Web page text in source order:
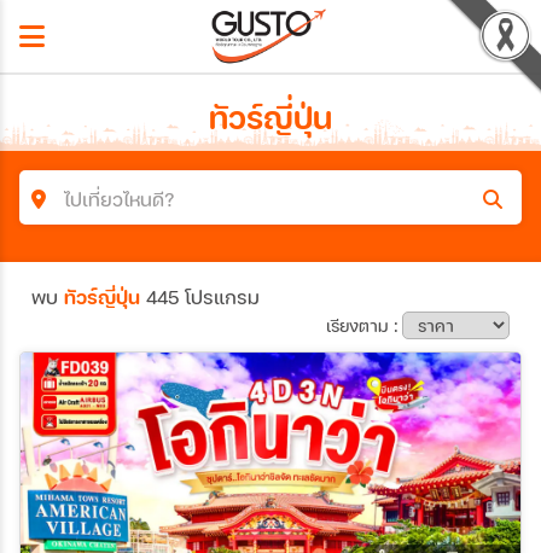
ทัวร์ญี่ปุ่น
ไปเที่ยวไหนดี?
ประเทศ
เมือง
พบ ทัวร์ญี่ปุ่น 445 โปรแกรม
เรียงตาม :